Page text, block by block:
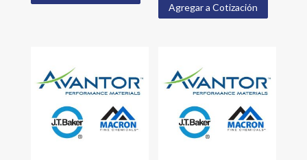
Agregar a Cotización